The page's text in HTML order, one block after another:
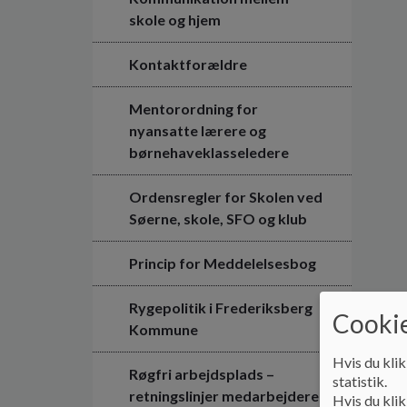
skole og hjem
Kontaktforældre
Mentorordning for
nyansatte lærere og
børnehaveklasseledere
Ordensregler for Skolen ved
Søerne, skole, SFO og klub
Princip for Meddelelsesbog
Rygepolitik i Frederiksberg
Kommune
Røgfri arbejdsplads –
retningslinjer medarbejdere
Hvis du
statistik.
Hvis du